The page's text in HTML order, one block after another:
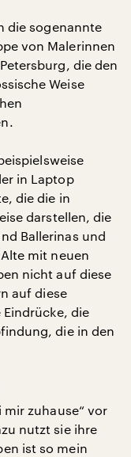
die sogenannte
von Malerinnen
die den
Weise
in Laptop
die die in
darstellen, die
Ballerinas und
mit neuen
nicht auf diese
auf diese
die
die in den
mir zuhause“ vor
nutzt sie ihre
ist so mein